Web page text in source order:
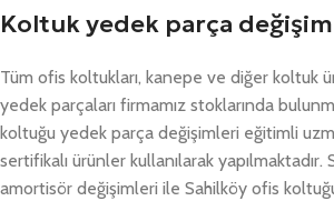
Koltuk yedek parça
Tüm ofis koltukları, kanepe ve diğer koltuk
yedek parçaları firmamız stoklarında
koltuğu yedek parça değişimleri eğitimli
sertifikalı ürünler kullanılarak
amortisör değişimleri ile Sahilköy ofis